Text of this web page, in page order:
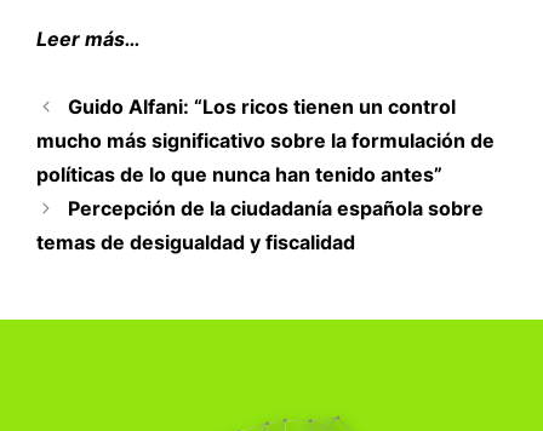
Leer más…
Guido Alfani: “Los ricos tienen un control
mucho más significativo sobre la formulación de
políticas de lo que nunca han tenido antes”
Percepción de la ciudadanía española sobre
temas de desigualdad y fiscalidad